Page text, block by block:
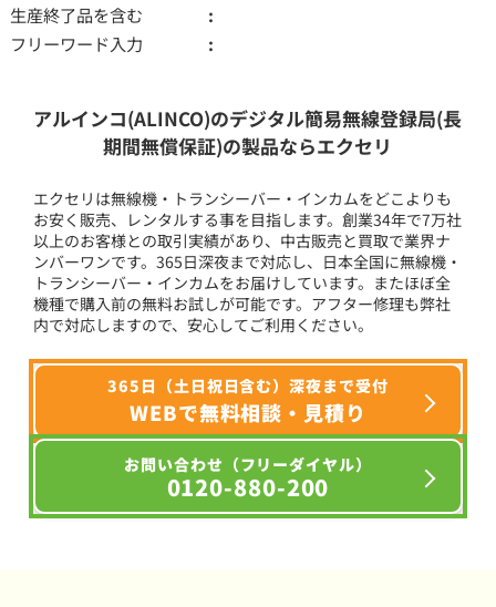
生産終了品を含む
フリーワード入力
アルインコ(ALINCO)のデジタル簡易無線登録局(長
期間無償保証)の製品ならエクセリ
エクセリは無線機・トランシーバー・インカムをどこよりも
お安く販売、レンタルする事を目指します。創業34年で7万社
以上のお客様との取引実績があり、中古販売と買取で業界ナ
ンバーワンです。365日深夜まで対応し、日本全国に無線機・
トランシーバー・インカムをお届けしています。またほぼ全
機種で購入前の無料お試しが可能です。アフター修理も弊社
内で対応しますので、安心してご利用ください。
365日（土日祝日含む）深夜まで受付
WEBで無料相談・見積り
お問い合わせ（フリーダイヤル）
0120-880-200